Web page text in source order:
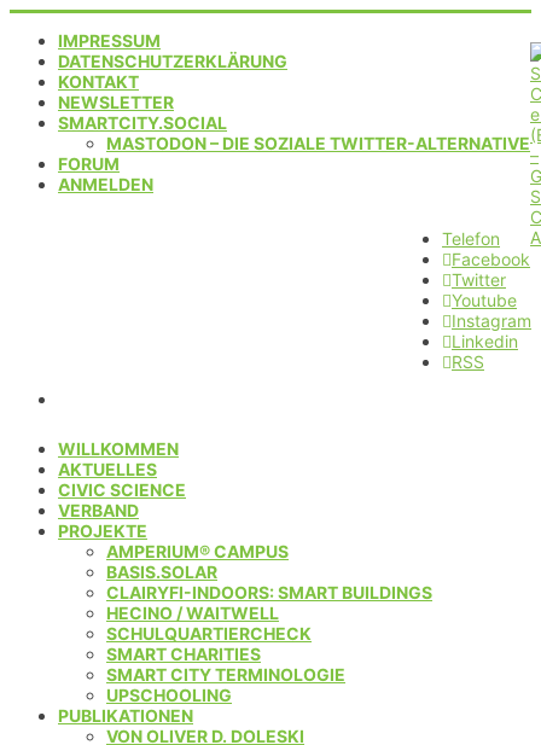
IMPRESSUM
DATENSCHUTZERKLÄRUNG
KONTAKT
NEWSLETTER
SMARTCITY.SOCIAL
MASTODON – DIE SOZIALE TWITTER-ALTERNATIVE
FORUM
ANMELDEN
Telefon
Facebook
Twitter
Youtube
Instagram
Linkedin
RSS
WILLKOMMEN
AKTUELLES
CIVIC SCIENCE
VERBAND
PROJEKTE
AMPERIUM® CAMPUS
BASIS.SOLAR
CLAIRYFI-INDOORS: SMART BUILDINGS
HECINO / WAITWELL
SCHULQUARTIERCHECK
SMART CHARITIES
SMART CITY TERMINOLOGIE
UPSCHOOLING
PUBLIKATIONEN
VON OLIVER D. DOLESKI